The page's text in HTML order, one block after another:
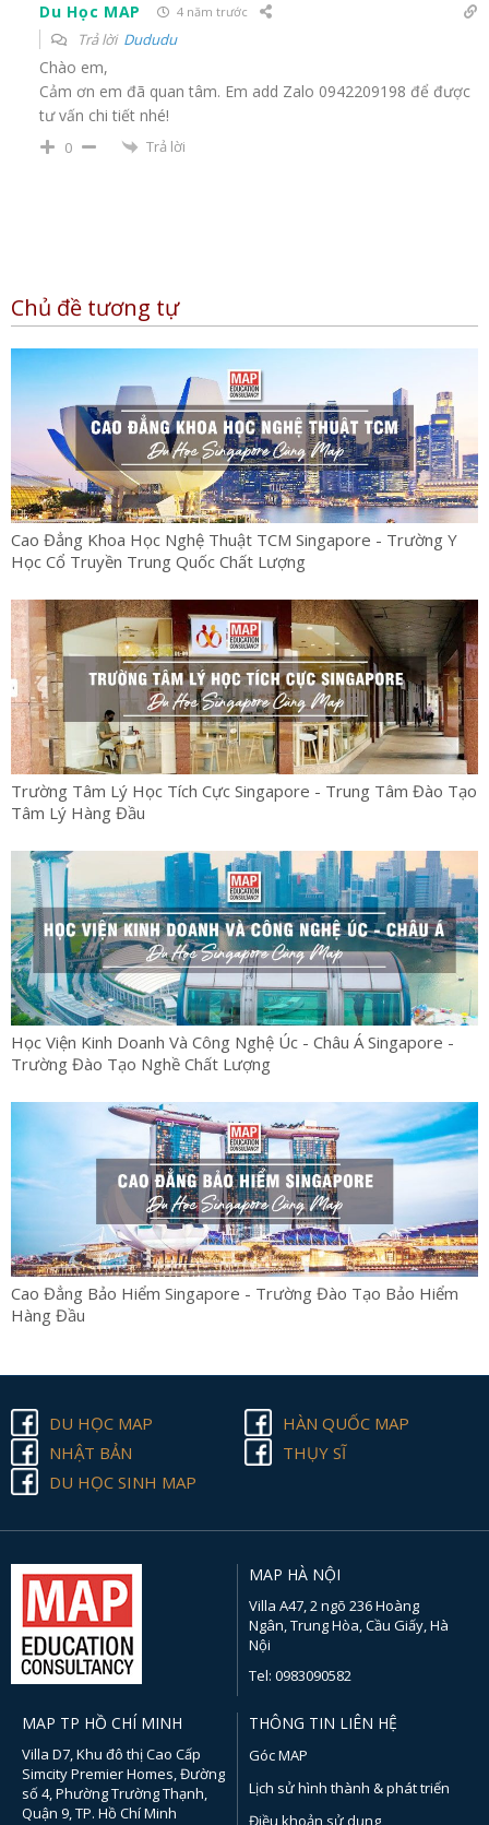
Du Học MAP 4 năm trước
Trả lời Dududu
Chào em,
Cảm ơn em đã quan tâm. Em add Zalo 0942209198 để được
tư vấn chi tiết nhé!
0 Trả lời
Chủ đề tương tự
Cao Đẳng Khoa Học Nghệ Thuật TCM Singapore - Trường Y
Học Cổ Truyền Trung Quốc Chất Lượng
Trường Tâm Lý Học Tích Cực Singapore - Trung Tâm Đào Tạo
Tâm Lý Hàng Đầu
Học Viện Kinh Doanh Và Công Nghệ Úc - Châu Á Singapore -
Trường Đào Tạo Nghề Chất Lượng
Cao Đẳng Bảo Hiểm Singapore - Trường Đào Tạo Bảo Hiểm
Hàng Đầu
DU HỌC MAP
HÀN QUỐC MAP
NHẬT BẢN
THỤY SĨ
DU HỌC SINH MAP
MAP HÀ NỘI
Villa A47, 2 ngõ 236 Hoàng
Ngân, Trung Hòa, Cầu Giấy, Hà
Nội
Tel: 0983090582
MAP TP HỒ CHÍ MINH
Villa D7, Khu đô thị Cao Cấp
Simcity Premier Homes, Đường
số 4, Phường Trường Thạnh,
Quận 9, TP. Hồ Chí Minh
THÔNG TIN LIÊN HỆ
Góc MAP
Lịch sử hình thành & phát triển
Điều khoản sử dụng